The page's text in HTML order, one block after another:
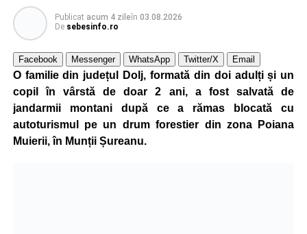
Participare, consens și asumare în școală
Tema ediției din acest an a pornit de la convingerea că
școala românească dispune de una dintre cele mai
importante resurse: experiența profesorilor. Provocarea nu
este lipsa ideilor, ci identificarea unor contexte în care
acestea să poată fi ascultate, validate și transformate în
proiecte comune.
Publicat acum 4 zileîn 03.08.2026
De sebesinfo.ro
Facebook Messenger WhatsApp Twitter/X Email
O familie din județul Dolj, formată din doi adulți și un
copil în vârstă de doar 2 ani, a fost salvată de
jandarmii montani după ce a rămas blocată cu
autoturismul pe un drum forestier din zona Poiana
Muierii, în Munții Șureanu.